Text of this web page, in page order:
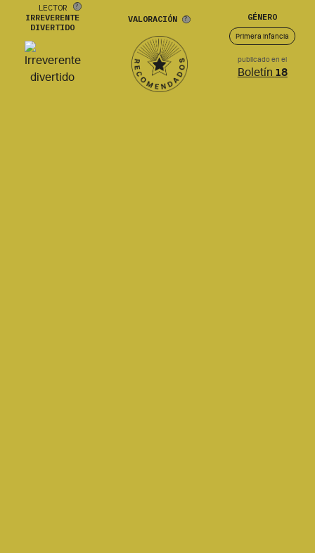
LECTOR
IRREVERENTE
DIVERTIDO
VALORACIÓN GÉNERO
Primera infancia
publicado en el
Boletín 18